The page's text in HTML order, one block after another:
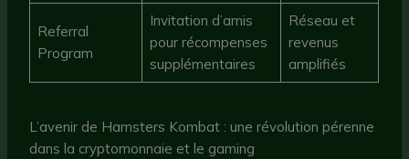
Referral
Program
Invitation d’amis
pour récompenses
supplémentaires
Réseau et
revenus
amplifiés
L’avenir de Hamsters Kombat : une révolution pérenne
dans la cryptomonnaie et le gaming